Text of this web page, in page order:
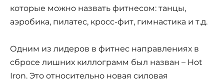
которые можно назвать фитнесом: танцы,
аэробика, пилатес, кросс-фит, гимнастика и т.д.
Одним из лидеров в фитнес направлениях в
сбросе лишних киллограмм был назван – Hot
Iron. Это относительно новая силовая